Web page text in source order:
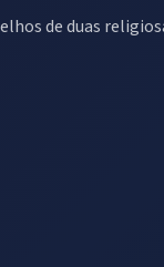
de duas